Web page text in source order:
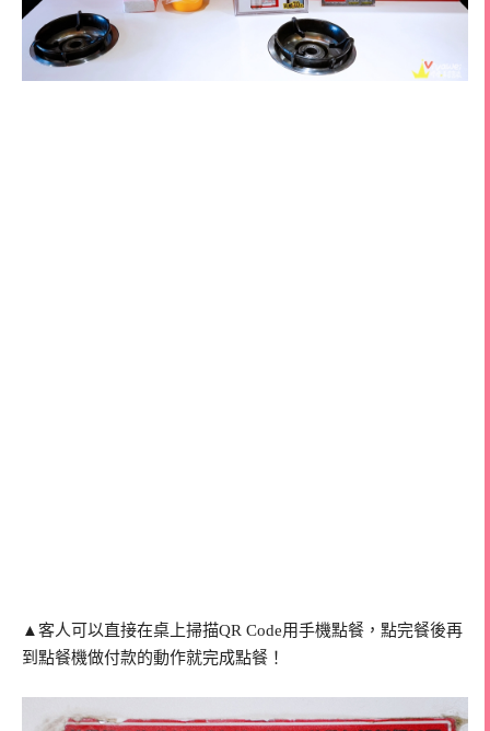
▲客人可以直接在桌上掃描QR Code用手機點餐，點完餐後再
到點餐機做付款的動作就完成點餐！